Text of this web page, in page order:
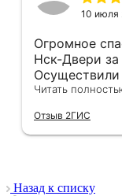
10 июля
Огромное
Нск-Двери за
оказались в
компанию,
меня
день🙏 Не
монтаж
его труд!!!
Читать
Отзыв 2ГИС
Назад к списку